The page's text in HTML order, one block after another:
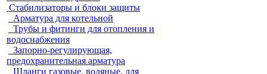
Стабилизаторы и блоки защиты
Арматура для котельной
Трубы и фитинги для отопления и
водоснабжения
Запорно-регулирующая,
предохранительная арматура
Шланги газовые, водяные, для